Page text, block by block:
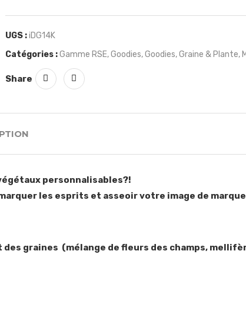
UGS :iDG14K
Catégories :Gamme RSE,Goodies,Goodies,Graine & Plante,
Share
personnalisables?!
les esprits et asseoir votre image de
graines (mélange de fleurs des champs,